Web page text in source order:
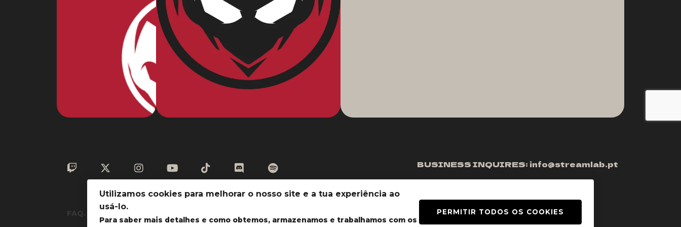
BUSINESSINQUIRES: info@streamlab.pt
FAQ.
Utilizamos cookies para melhorar o nosso site e a tua experiência ao
usá-lo.
Para saber mais detalhes e como obtemos, armazenamos e trabalhamos com os
PERMITIR TODOS OS COOKIES